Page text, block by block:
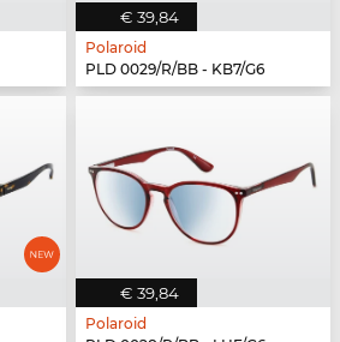
€ 39,84
Polaroid
PLD 0029/R/BB - KB7/G6
€ 39,84
Polaroid